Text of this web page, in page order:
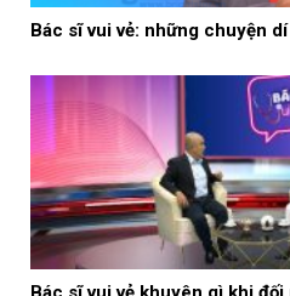
Bác sĩ vui vẻ: những chuyện